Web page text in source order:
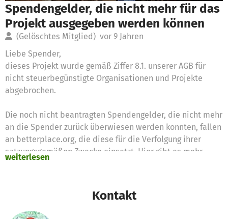
Spendengelder, die nicht mehr für das
Projekt ausgegeben werden können
(Gelöschtes Mitglied) vor 9 Jahren
Liebe Spender,
dieses Projekt wurde gemäß Ziffer 8.1. unserer AGB für
nicht steuerbegünstigte Organisationen und Projekte
abgebrochen.
Die noch nicht beantragten Spendengelder, die nicht mehr
an die Spender zurück überwiesen werden konnten, fallen
an betterplace.org, die diese für die Verfolgung ihrer
satzungsgemäßen Zwecke einsetzt. Hier gibt es mehr
Bei Fragen könnt Ihr uns gern kontaktieren:
support@betterplace.org.
weiterlesen
Kontakt